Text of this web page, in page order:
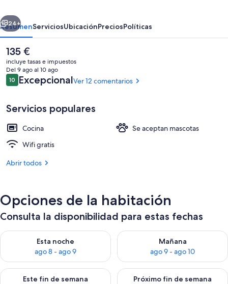
Smart TV de 50 pulgadas con canales
Siguiente
24+
ResumenServiciosUbicaciónPreciosPolíticas
El
precio
actual
es
de
135 €
incluye tasas e impuestos
Del 9 ago al 10 ago
Comentarios
1010 de 10
ExcepcionalVer 12 comentarios
Servicios populares
Cocina
Se aceptan mascotas
Wifi gratis
Abrir todos
Opciones de la habitación
Consulta la disponibilidad para estas fechas
Esta noche
ago 8 - ago 9
Consulta la disponibilidad para esta noche, ago 8 - ago 9
Mañana
ago 9 - ago 10
Consulta la disponibilidad
Este fin de semana
Consulta la disponibilidad para este fin de semana, ago 14 -
Próximo fin de semana
Consulta la disponibilidad